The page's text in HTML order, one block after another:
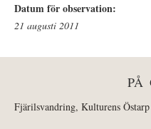
Datum för observation:
21 augusti 2011
PÅ
Fjärilsvandring, Kulturens